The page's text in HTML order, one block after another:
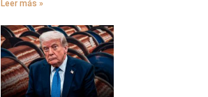
Leer más »